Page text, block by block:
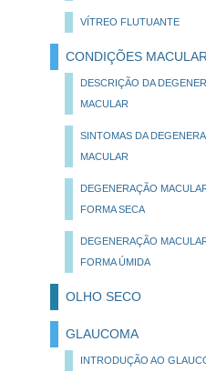
VÍTREO FLUTUANTE
CONDIÇÕES
DESCRIÇÃO DA
MACULAR
SINTOMAS DA
MACULAR
DEGENERAÇÃO
FORMA SECA
DEGENERAÇÃO
FORMA ÚMIDA
OLHO SECO
GLAUCOMA
INTRODUÇÃO AO